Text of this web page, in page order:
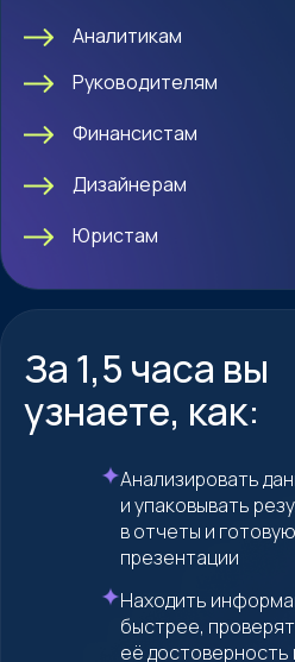
Юристам
За 1,5 часа вы
узнаете, как:
Аналитикам
Руководителям
Финансистам
Анализировать
и упаковывать
в отчеты и
презентации
Дизайнерам
Находить
быстрее,
её достоверность